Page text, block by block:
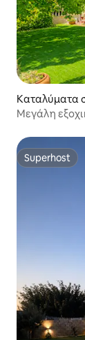
Καταλύματα
Μεγάλη
Superhost
Superhost